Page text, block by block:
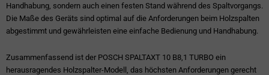
Handhabung, sondern auch einen festen Stand während des Spaltvorgangs.
Die Maße des Geräts sind optimal auf die Anforderungen beim Holzspalten
abgestimmt und gewährleisten eine einfache Bedienung und Handhabung.
Zusammenfassend ist der POSCH SPALTAXT 10 B8,1 TURBO ein
herausragendes Holzspalter-Modell, das höchsten Anforderungen gerecht